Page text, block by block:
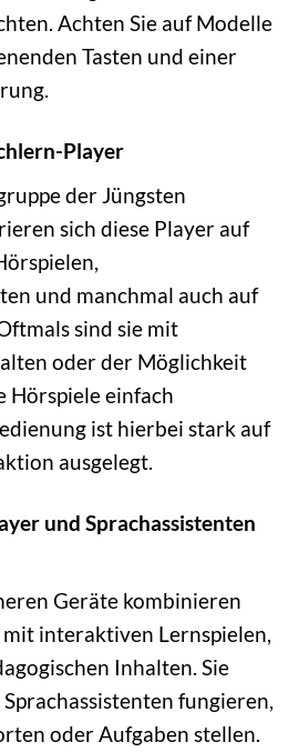
Achten Sie auf Modelle
Tasten und einer
Player
der Jüngsten
sich diese Player auf
und manchmal auch auf
sind sie mit
oder der Möglichkeit
Hörspiele einfach
ist hierbei stark auf
ausgelegt.
und Sprachassistenten
Geräte kombinieren
interaktiven Lernspielen,
Inhalten. Sie
fungieren,
oder Aufgaben stellen.